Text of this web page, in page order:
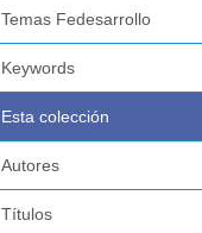
Temas Fedesarrollo
Keywords
Esta colección
Autores
Títulos